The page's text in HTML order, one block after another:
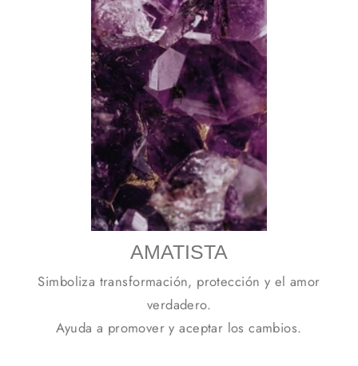
AMATISTA
Simboliza transformación, protección y el amor
verdadero.
Ayuda a promover y aceptar los cambios.